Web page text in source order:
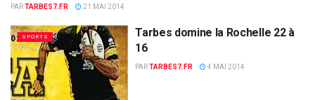
PARTARBES7.FR 21 MAI 2014
SPORTS
Tarbes domine la Rochelle 22 à
16
PARTARBES7.FR 4 MAI 2014